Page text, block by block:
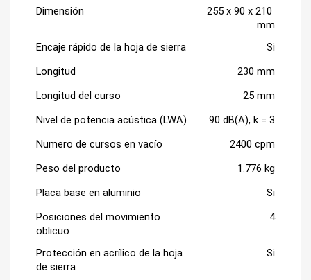
Dimensión
255 x 90 x 210
mm
Encaje rápido de la hoja de sierra
Si
Longitud
230 mm
Longitud del curso
25 mm
Nivel de potencia acústica (LWA)
90 dB(A), k = 3
Numero de cursos en vacío
2400 cpm
Peso del producto
1.776 kg
Placa base en aluminio
Si
Posiciones del movimiento
oblicuo
4
Protección en acrílico de la hoja
de sierra
Si